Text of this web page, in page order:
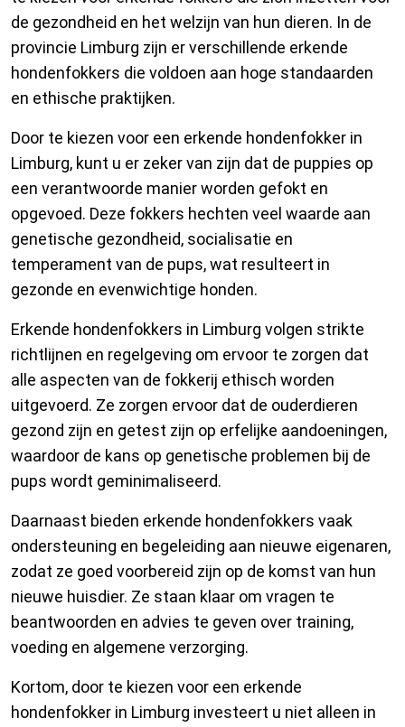
de gezondheid en het welzijn van hun dieren. In de
provincie Limburg zijn er verschillende erkende
hondenfokkers die voldoen aan hoge standaarden
en ethische praktijken.
Door te kiezen voor een erkende hondenfokker in
Limburg, kunt u er zeker van zijn dat de puppies op
een verantwoorde manier worden gefokt en
opgevoed. Deze fokkers hechten veel waarde aan
genetische gezondheid, socialisatie en
temperament van de pups, wat resulteert in
gezonde en evenwichtige honden.
Erkende hondenfokkers in Limburg volgen strikte
richtlijnen en regelgeving om ervoor te zorgen dat
alle aspecten van de fokkerij ethisch worden
uitgevoerd. Ze zorgen ervoor dat de ouderdieren
gezond zijn en getest zijn op erfelijke aandoeningen,
waardoor de kans op genetische problemen bij de
pups wordt geminimaliseerd.
Daarnaast bieden erkende hondenfokkers vaak
ondersteuning en begeleiding aan nieuwe eigenaren,
zodat ze goed voorbereid zijn op de komst van hun
nieuwe huisdier. Ze staan klaar om vragen te
beantwoorden en advies te geven over training,
voeding en algemene verzorging.
Kortom, door te kiezen voor een erkende
hondenfokker in Limburg investeert u niet alleen in